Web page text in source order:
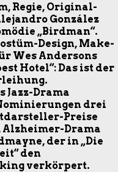
Regie, Original-
González
„Birdman“.
Design, Make-
Wes Andersons
Hotel“: Das ist der
Jazz-Drama
drei
Preise
Alzheimer-Drama
der in „Die
den
verkörpert.